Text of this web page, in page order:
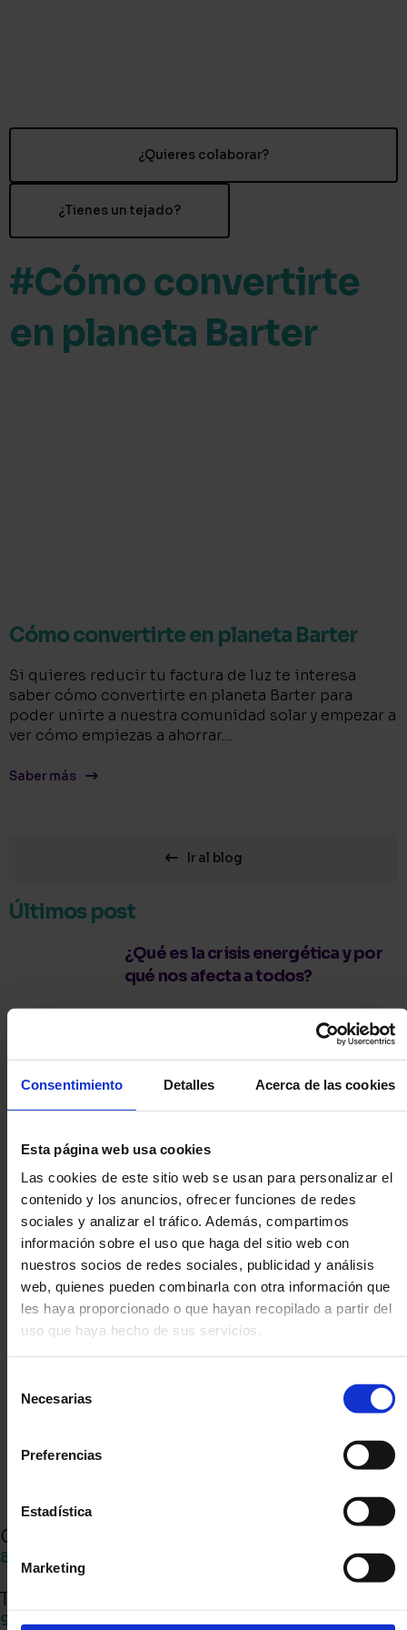
Consentimiento Detalles Acerca de las cookies
Esta página web usa cookies
Las cookies de este sitio web se usan para personalizar el
contenido y los anuncios, ofrecer funciones de redes
sociales y analizar el tráfico. Además, compartimos
información sobre el uso que haga del sitio web con
nuestros socios de redes sociales, publicidad y análisis
web, quienes pueden combinarla con otra información que
les haya proporcionado o que hayan recopilado a partir del
uso que haya hecho de sus servicios.
Necesarias
Preferencias
Estadística
Marketing
¿Quieres colaborar?
¿Tienes un tejado?
#Cómo convertirte
en planeta Barter
Cómo convertirte en planeta Barter
Si quieres reducir tu factura de luz te interesa
saber cómo convertirte en planeta Barter para
poder unirte a nuestra comunidad solar y empezar a
ver cómo empiezas a ahorrar....
Saber más
Ir al blog
Últimos post
¿Qué es la crisis energética y por
qué nos afecta a todos?
Ayudas para coches eléctricos:
sostenible
El futuro de los coches eléctricos:
Una revolución en marcha
Categorías
Energía
Instalación
Noticias
Colaboradores
81 051 69 11
Tejados
900 102 004